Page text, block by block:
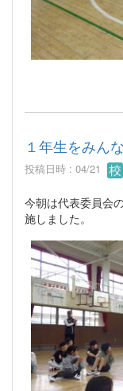
１年生をみん
投稿日時 : 04/21
今朝は代表委員会
施しました。